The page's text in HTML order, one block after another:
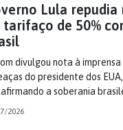
Lula repudia
tarifaço de 50%
divulgou nota à
do presidente dos
a soberania
2026